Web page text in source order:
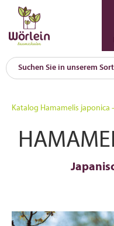
Katalog Hamamelis japonica